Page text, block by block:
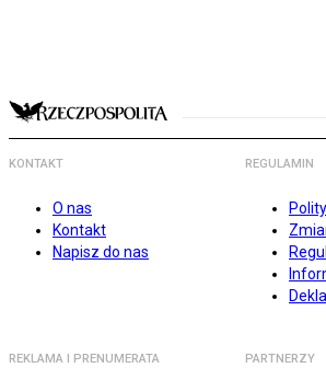
KONTAKT
O nas
Kontakt
Napisz do nas
REGULAMIN
REKLAMA I PRENUMERATA PARTNERZY